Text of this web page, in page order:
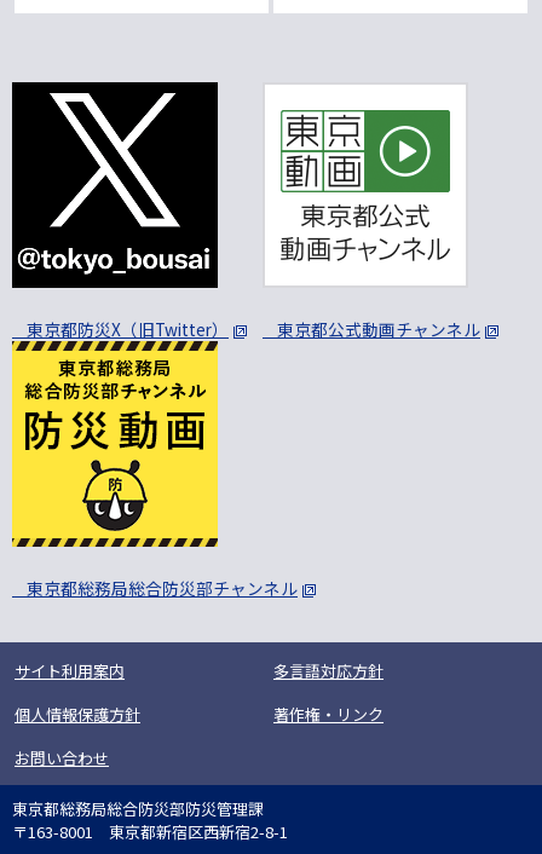
東京都防災X（旧Twitter） 東京都公式動画チャンネル
東京都総務局総合防災部チャンネル
サイト利用案内
多言語対応方針
個人情報保護方針
著作権・リンク
お問い合わせ
東京都総務局総合防災部防災管理課
〒163-8001 東京都新宿区西新宿2-8-1